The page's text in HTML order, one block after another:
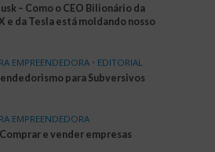
– Como o CEO Bilionário da
e da Tesla está moldando nosso
EMPREENDEDORA • EDITORIAL
para Subversivos
EMPREENDEDORA
e vender empresas